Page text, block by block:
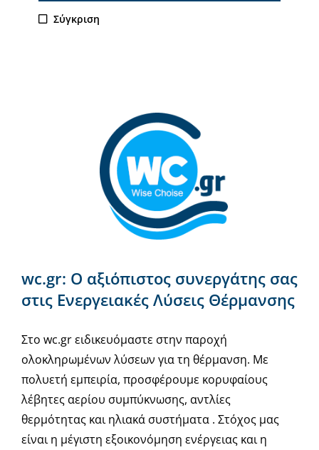
Σύγκριση
wc.gr: Ο αξιόπιστος συνεργάτης σας
στις Ενεργειακές Λύσεις Θέρμανσης
Στο wc.gr ειδικευόμαστε στην παροχή
ολοκληρωμένων λύσεων για τη θέρμανση. Με
πολυετή εμπειρία, προσφέρουμε κορυφαίους
λέβητες αερίου συμπύκνωσης, αντλίες
θερμότητας και ηλιακά συστήματα . Στόχος μας
είναι η μέγιστη εξοικονόμηση ενέργειας και η